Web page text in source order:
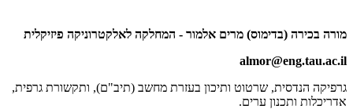
מורה בכירה (בדימוס) מרים אלמור - המחלקה לאלקטרוניקה פיזיקלית
almor@eng.tau.ac.il
גרפיקה הנדסית, שרטוט ותיכון בעזרת מחשב (תיב"ם), ותקשורת גרפית,
אדריכלות ותכנון ערים.